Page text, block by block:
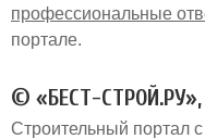
профессиональные
портале
© «БЕСТ-
Строительный портал